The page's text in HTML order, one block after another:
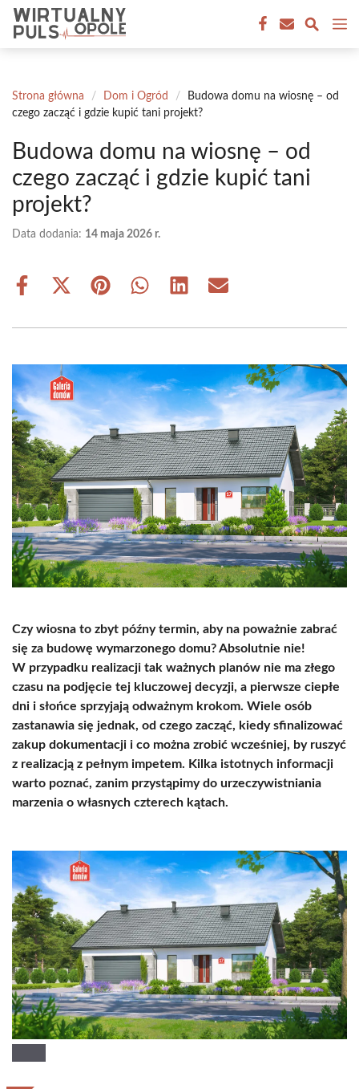
Przejdź
treści
Strona główna / Dom i Ogród /
Budowa domu na wiosnę – od
czego zacząć i gdzie kupić tani projekt?
Budowa domu na wiosnę – od
czego zacząć i gdzie kupić tani
projekt?
Data dodania: 14 maja 2026 r.
Share
Share
(Twitter)
Share Share Share Share
Czy wiosna to zbyt późny termin, aby na poważnie zabrać
się za budowę wymarzonego domu? Absolutnie nie!
W przypadku realizacji tak ważnych planów nie ma złego
czasu na podjęcie tej kluczowej decyzji, a pierwsze ciepłe
dni i słońce sprzyjają odważnym krokom. Wiele osób
zastanawia się jednak, od czego zacząć, kiedy sfinalizować
zakup dokumentacji i co można zrobić wcześniej, by ruszyć
z realizacją z pełnym impetem. Kilka istotnych informacji
warto poznać, zanim przystąpimy do urzeczywistniania
marzenia o własnych czterech kątach.